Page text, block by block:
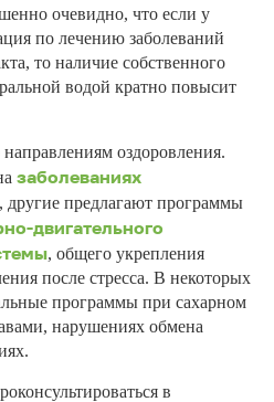
очевидно, что если у
по лечению заболеваний
то наличие собственного
водой кратно повысит
оздоровления.
заболеваниях
, другие предлагают программы
двигательного
, общего укрепления
после стресса. В некоторых
программы при сахарном
нарушениях обмена
в